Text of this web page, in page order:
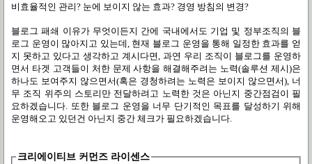
비효율적인 관리? 눈에 보이지 않는 효과? 경영 방침의 변경?
블로그 패쇄 이유가 무엇이든지 간에 국내에서도 기업 및 정부조직의 블
로그 운영이 많아지고 있는데, 현재 블로그 운영을 통해 일정한 효과를 얻
지 못하고 있다고 생각하고 계시다면, 과연 우리 조직이 블로그를 운영하
면서 타겟 고객들이 처한 문제 사항을 해결해주려는 노력(솔루션 제시)은
하나도 보여주지 않으면서(혹은 경청하려는 노력은 보이지 않으면서), 너
무 조직 위주의 스토리만 전달하려고 노력한 것은 아닌지 중간점검이 필
요하겠습니다. 또한 블로그 운영을 너무 단기적인 목표를 달성하기 위해
운영해오고 있던건 아닌지 중간 체크가 필요하겠습니다.
크리에이티브 커먼즈 라이센스